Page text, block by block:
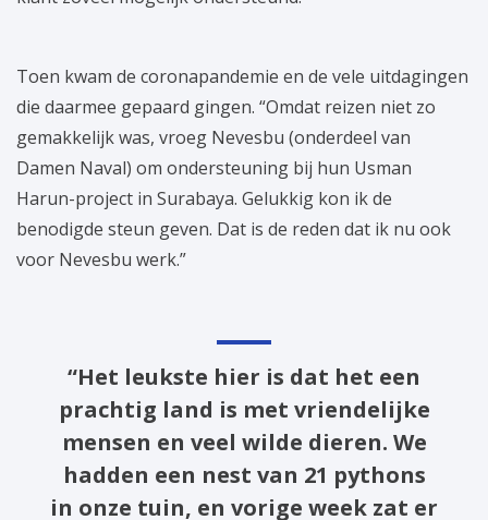
Toen kwam de coronapandemie en de vele uitdagingen
die daarmee gepaard gingen. “Omdat reizen niet zo
gemakkelijk was, vroeg Nevesbu (onderdeel van
Damen Naval) om ondersteuning bij hun Usman
Harun-project in Surabaya. Gelukkig kon ik de
benodigde steun geven. Dat is de reden dat ik nu ook
voor Nevesbu werk.”
“Het leukste hier is dat het een
prachtig land is met vriendelijke
mensen en veel wilde dieren. We
hadden een nest van 21 pythons
in onze tuin, en vorige week zat er